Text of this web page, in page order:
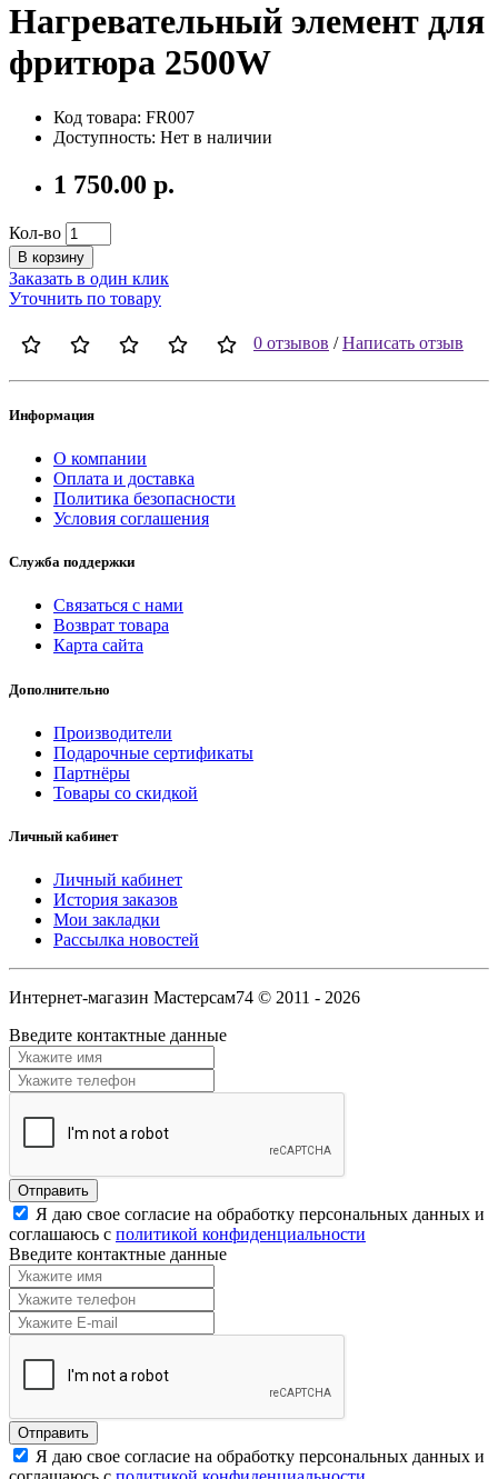
Нагревательный элемент для
фритюра 2500W
Код товара: FR007
Доступность: Нет в наличии
1 750.00 р.
Кол-во
В корзину
Заказать в один клик
Уточнить по товару
0 отзывов /Написать отзыв
Информация
О компании
Оплата и доставка
Политика безопасности
Условия соглашения
Служба поддержки
Связаться с нами
Возврат товара
Карта сайта
Дополнительно
Производители
Подарочные сертификаты
Партнёры
Товары со скидкой
Личный кабинет
Личный кабинет
История заказов
Мои закладки
Рассылка новостей
Интернет-магазин Мастерсам74 © 2011 - 2026
Введите контактные данные
Я даю свое согласие на обработку персональных данных и
соглашаюсь с политикой конфиденциальности
Введите контактные данные
Я даю свое согласие на обработку персональных данных и